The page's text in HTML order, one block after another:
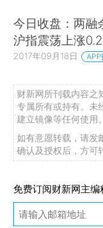
今日收盘：两融
沪指震荡上涨
2017年09月18日 APP
财新网所刊载内容之
专属所有或持有。未
建立镜像等任何使用。
如有意愿转载，请发
确认及授权后，方可
免费订阅财新网主编